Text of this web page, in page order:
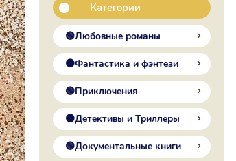
Категории
🟢Любовные романы
🟠Фантастика и фэнтези
🟢Приключения
🟠Детективы и Триллеры
🟢Документальные книги